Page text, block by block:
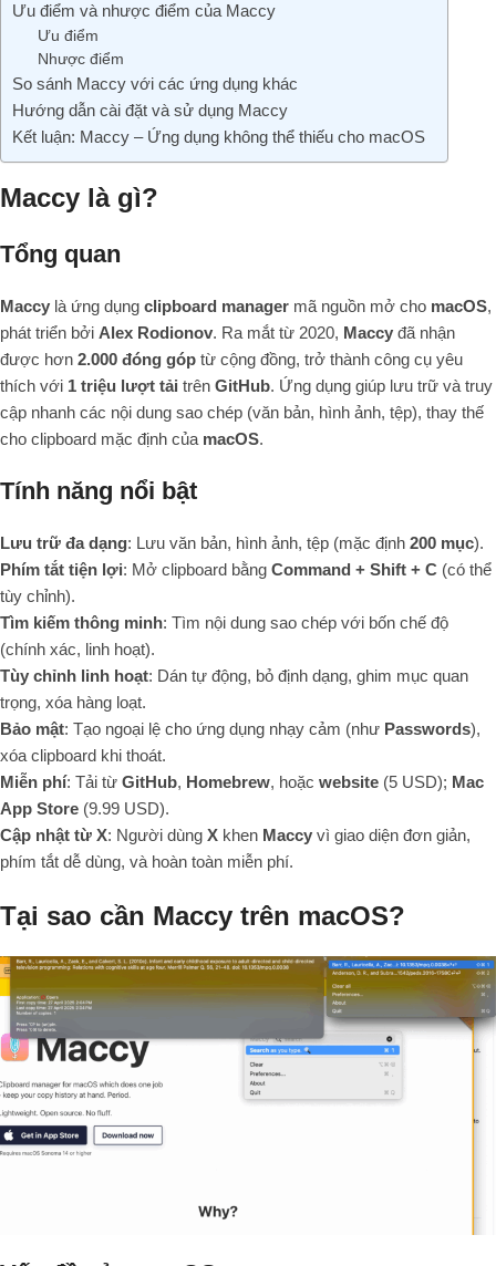
Ưu điểm và nhược điểm của Maccy
Ưu điểm
Nhược điểm
So sánh Maccy với các ứng dụng khác
Hướng dẫn cài đặt và sử dụng Maccy
Kết luận: Maccy – Ứng dụng không thể thiếu cho macOS
Maccy là gì?
Tổng quan
Maccy là ứng dụng clipboard manager mã nguồn mở cho macOS,
phát triển bởi Alex Rodionov. Ra mắt từ 2020, Maccy đã nhận
được hơn 2.000 đóng góp từ cộng đồng, trở thành công cụ yêu
thích với 1 triệu lượt tải trên GitHub. Ứng dụng giúp lưu trữ và truy
cập nhanh các nội dung sao chép (văn bản, hình ảnh, tệp), thay thế
cho clipboard mặc định của macOS.
Tính năng nổi bật
Lưu trữ đa dạng: Lưu văn bản, hình ảnh, tệp (mặc định 200 mục).
Phím tắt tiện lợi: Mở clipboard bằng Command + Shift + C (có thể
tùy chỉnh).
Tìm kiếm thông minh: Tìm nội dung sao chép với bốn chế độ
(chính xác, linh hoạt).
Tùy chỉnh linh hoạt: Dán tự động, bỏ định dạng, ghim mục quan
trọng, xóa hàng loạt.
Bảo mật: Tạo ngoại lệ cho ứng dụng nhạy cảm (như Passwords),
xóa clipboard khi thoát.
Miễn phí: Tải từ GitHub, Homebrew, hoặc website (5 USD); Mac
App Store (9.99 USD).
Cập nhật từ X: Người dùng X khen Maccy vì giao diện đơn giản,
phím tắt dễ dùng, và hoàn toàn miễn phí.
Tại sao cần Maccy trên macOS?